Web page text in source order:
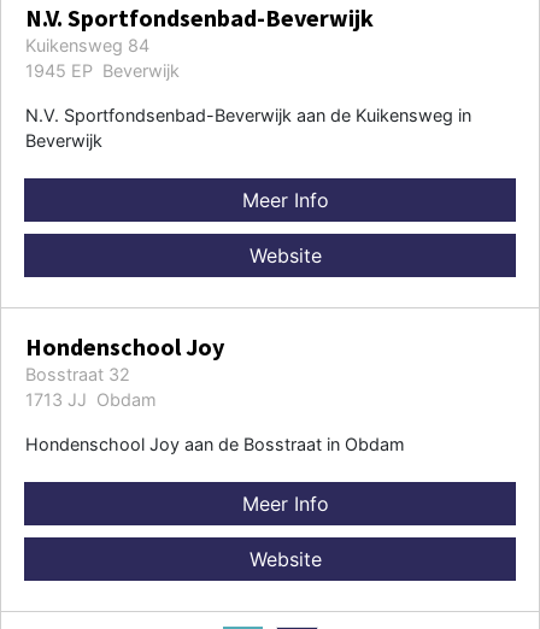
N.V. Sportfondsenbad-Beverwijk
Kuikensweg 84
1945 EP Beverwijk
N.V. Sportfondsenbad-Beverwijk aan de Kuikensweg in
Beverwijk
Meer Info
Website
Hondenschool Joy
Bosstraat 32
1713 JJ Obdam
Hondenschool Joy aan de Bosstraat in Obdam
Meer Info
Website